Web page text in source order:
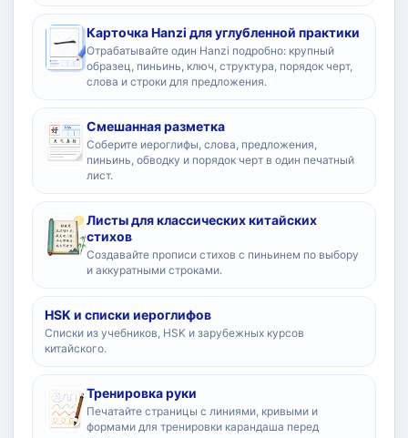
Карточка Hanzi для углубленной практики
Отрабатывайте один Hanzi подробно: крупный
образец, пиньинь, ключ, структура, порядок черт,
слова и строки для предложения.
Смешанная разметка
Соберите иероглифы, слова, предложения,
пиньинь, обводку и порядок черт в один печатный
лист.
Листы для классических китайских
стихов
Создавайте прописи стихов с пиньинем по выбору
и аккуратными строками.
HSK и списки иероглифов
Списки из учебников, HSK и зарубежных курсов
китайского.
Тренировка руки
Печатайте страницы с линиями, кривыми и
формами для тренировки карандаша перед